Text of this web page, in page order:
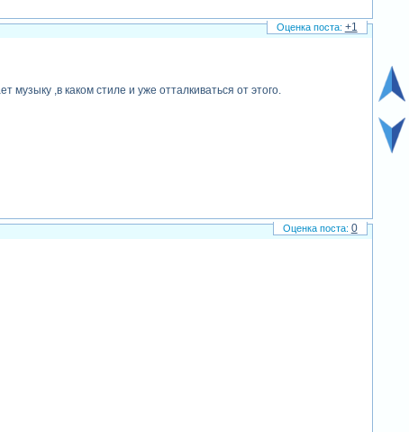
,в каком стиле и уже отталкиваться от этого.
+1
0